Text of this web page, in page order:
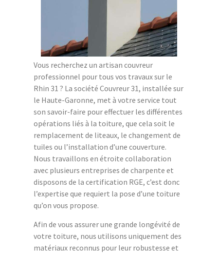
Vous recherchez un artisan couvreur
professionnel pour tous vos travaux sur le
Rhin 31 ? La société Couvreur 31, installée sur
le Haute-Garonne, met à votre service tout
son savoir-faire pour effectuer les différentes
opérations liés à la toiture, que cela soit le
remplacement de liteaux, le changement de
tuiles ou l’installation d’une couverture.
Nous travaillons en étroite collaboration
avec plusieurs entreprises de charpente et
disposons de la certification RGE, c’est donc
l’expertise que requiert la pose d’une toiture
qu’on vous propose.
Afin de vous assurer une grande longévité de
votre toiture, nous utilisons uniquement des
matériaux reconnus pour leur robustesse et